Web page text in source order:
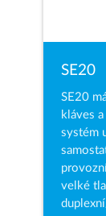
SE20
SE20
kláves
systém
velké